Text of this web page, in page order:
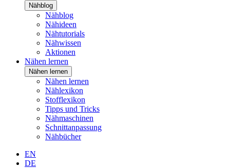
Nähblog
Nähblog
Nähideen
Nähtutorials
Nähwissen
Aktionen
Nähen lernen
Nähen lernen
Nähen lernen
Nählexikon
Stofflexikon
Tipps und Tricks
Nähmaschinen
Schnittanpassung
Nähbücher
EN
DE